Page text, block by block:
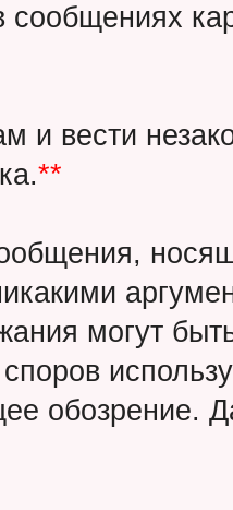
и вести
**
могут
обозрение.